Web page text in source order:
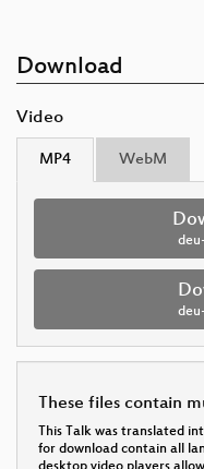
Download
Video
MP4 WebM
These files contain
This Talk was translated
for download contain all